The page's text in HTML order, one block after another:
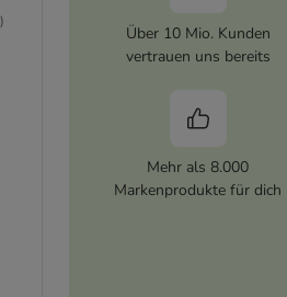
)
Über 10 Mio. Kunden
vertrauen uns bereits
Mehr als 8.000
Markenprodukte für dich